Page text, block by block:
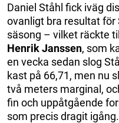
Daniel Ståhl fick iväg
ovanligt bra resultat för
säsong – vilket räckte
Henrik Janssen, som
en vecka sedan slog
kast på 66,71, men nu
två meters marginal,
fin och uppåtgående
som precis dragit igång.